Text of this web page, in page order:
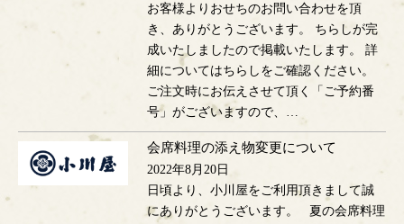
お客様よりおせちのお問い合わせを頂
き、ありがとうございます。 ちらしが完
成いたしましたので掲載いたします。 詳
細についてはちらしをご確認ください。
ご注文時にお伝えさせて頂く「ご予約番
号」がございますので、…
会席料理の添え物変更について
2022年8月20日
日頃より、小川屋をご利用頂きまして誠
にありがとうございます。 夏の会席料理